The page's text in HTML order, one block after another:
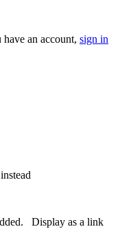
an account, sign in
Display as a link